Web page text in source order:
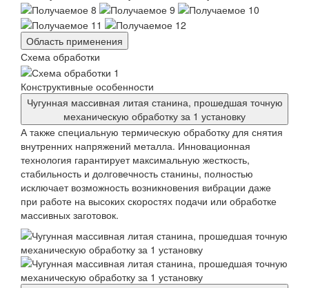
Область применения
Схема обработки
Конструктивные особенности
Чугунная массивная литая станина, прошедшая точную
механическую обработку за 1 установку
А также специальную термическую обработку для снятия
внутренних напряжений металла. Инновационная
технология гарантирует максимальную жесткость,
стабильность и долговечность станины, полностью
исключает возможность возникновения вибрации даже
при работе на высоких скоростях подачи или обработке
массивных заготовок.